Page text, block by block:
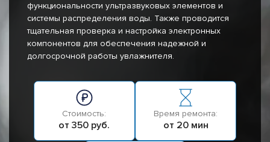
функциональности ультразвуковых элементов и
системы распределения воды. Также проводится
тщательная проверка и настройка электронных
компонентов для обеспечения надежной и
долгосрочной работы увлажнителя.
Стоимость:
от 350 руб.
Время ремонта:
от 20 мин